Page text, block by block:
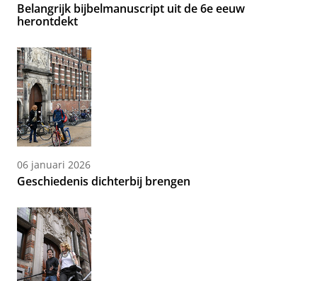
Belangrijk bijbelmanuscript uit de 6e eeuw
herontdekt
06 januari 2026
Geschiedenis dichterbij brengen